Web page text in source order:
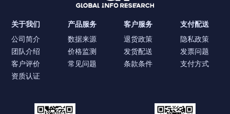
关于我们
公司简介
团队介绍
客户评价
资质认证
产品服务
数据来源
价格监测
常见问题
客户服务
退货政策
发货配送
条款条件
支付配送
隐私政策
发票问题
支付方式